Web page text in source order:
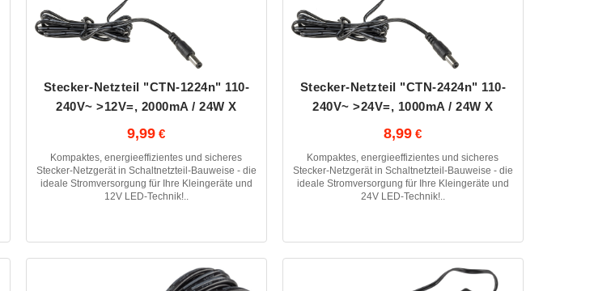
Stecker-Netzteil "CTN-1224n" 110-
240V~ >12V=, 2000mA / 24W X
9,99
Kompaktes, energieeffizientes und sicheres
Stecker-Netzgerät in Schaltnetzteil-Bauweise - die
ideale Stromversorgung für Ihre Kleingeräte und
12V LED-Technik!..
Stecker-Netzteil "CTN-2424n" 110-
240V~ >24V=, 1000mA / 24W X
8,99
Kompaktes, energieeffizientes und sicheres
Stecker-Netzgerät in Schaltnetzteil-Bauweise - die
ideale Stromversorgung für Ihre Kleingeräte und
24V LED-Technik!..